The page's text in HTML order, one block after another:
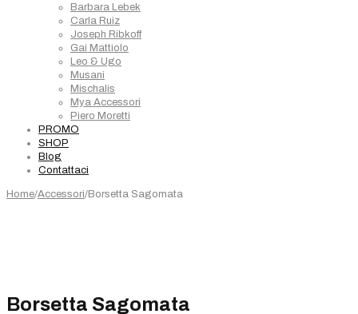
Barbara Lebek
Carla Ruiz
Joseph Ribkoff
Gai Mattiolo
Leo & Ugo
Musani
Mischalis
Mya Accessori
Piero Moretti
PROMO
SHOP
Blog
Contattaci
Home/Accessori/Borsetta Sagomata
Borsetta Sagomata